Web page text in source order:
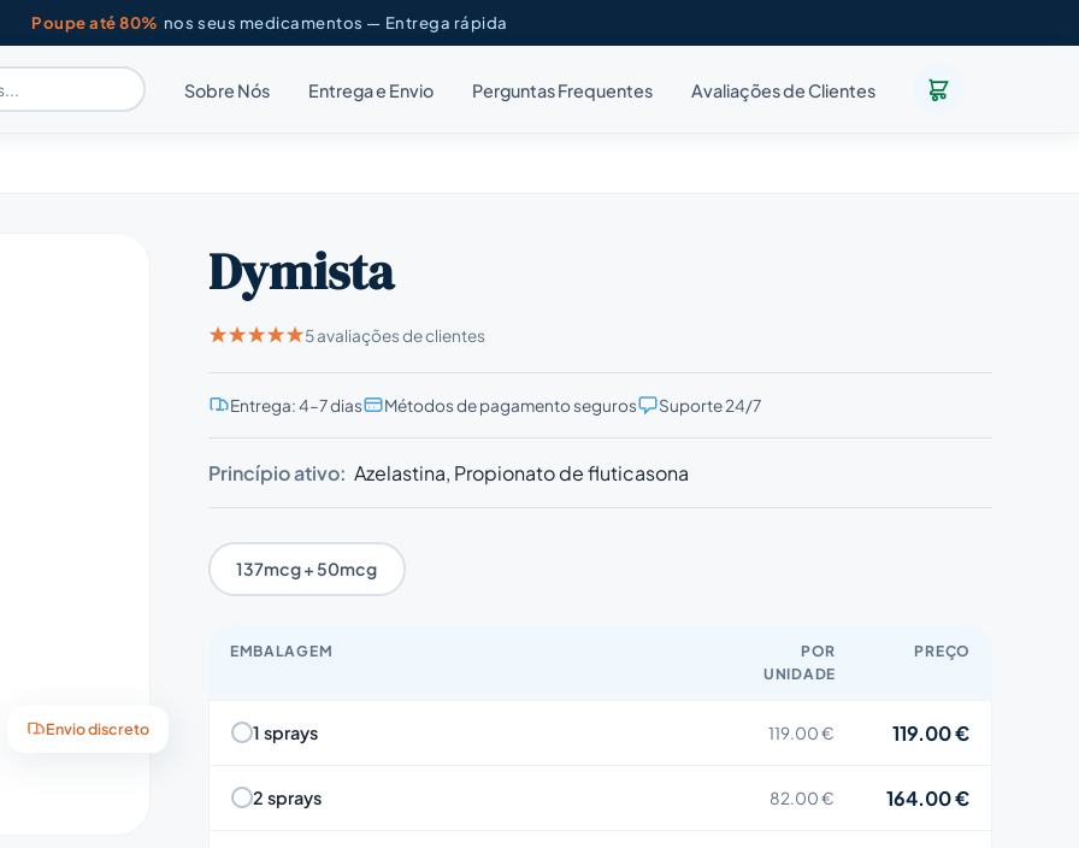
Poupe até 80% nos seus medicamentos — Entrega rápida
Sobre Nós Entrega e Envio Perguntas Frequentes Avaliações de Clientes
Envio discreto
Dymista
5 avaliações de clientes
Entrega: 4–7 dias Métodos de pagamento seguros Suporte 24/7
Princípio ativo: Azelastina, Propionato de fluticasona
137mcg + 50mcg
EMBALAGEM
POR
UNIDADE
PREÇO
1 sprays 119.00 € 119.00 €
2 sprays 82.00 € 164.00 €